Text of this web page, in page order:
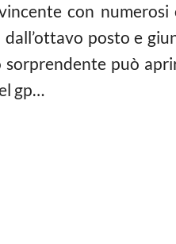
con
posto e
può
gp…